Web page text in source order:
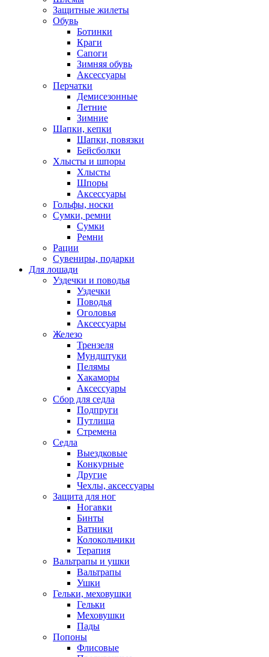
Защитные жилеты
Обувь
Ботинки
Краги
Сапоги
Зимняя обувь
Аксессуары
Перчатки
Демисезонные
Летние
Зимние
Шапки, кепки
Шапки, повязки
Бейсболки
Хлысты и шпоры
Хлысты
Шпоры
Аксессуары
Гольфы, носки
Сумки, ремни
Сумки
Ремни
Рации
Сувениры, подарки
Для лошади
Уздечки и поводья
Уздечки
Поводья
Оголовья
Аксессуары
Железо
Трензеля
Мундштуки
Пелямы
Хакаморы
Аксессуары
Сбор для седла
Подпруги
Путлища
Стремена
Седла
Выездковые
Конкурные
Другие
Чехлы, аксессуары
Защита для ног
Ногавки
Бинты
Ватники
Колокольчики
Терапия
Вальтрапы и ушки
Вальтрапы
Ушки
Гельки, меховушки
Гельки
Меховушки
Пады
Попоны
Флисовые